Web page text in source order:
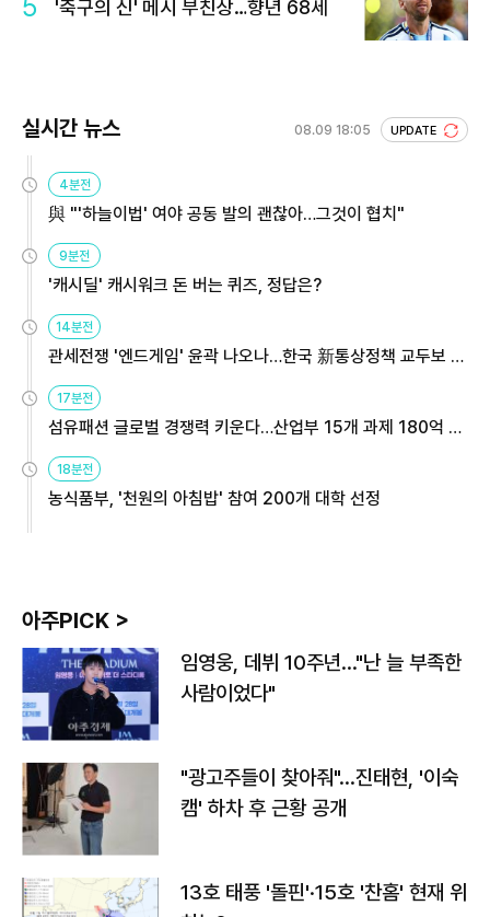
5 '축구의 신' 메시 부친상…향년 68세
실시간 뉴스 08.09 18:05 UPDATE
4분전
與 "'하늘이법' 여야 공동 발의 괜찮아…그것이 협치"
9분전
'캐시딜' 캐시워크 돈 버는 퀴즈, 정답은?
14분전
관세전쟁 '엔드게임' 윤곽 나오나…한국 新통상정책 교두보 활
용해야
17분전
섬유패션 글로벌 경쟁력 키운다…산업부 15개 과제 180억 지
원
18분전
농식품부, '천원의 아침밥' 참여 200개 대학 선정
아주PICK >
임영웅, 데뷔 10주년…"난 늘 부족한
사람이었다"
"광고주들이 찾아줘"…진태현, '이숙
캠' 하차 후 근황 공개
13호 태풍 '돌핀'·15호 '찬홈' 현재 위